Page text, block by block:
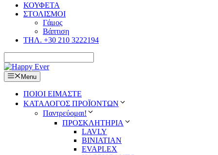
ΚΟΥΦΕΤΑ
ΣΤΟΛΙΣΜΟΙ
Γάμος
Βάπτιση
ΤΗΛ. +30 210 3222194
Menu
ΠΟΙΟΙ ΕΙΜΑΣΤΕ
ΚΑΤΑΛΟΓΟΣ ΠΡΟΪΟΝΤΩΝ
Παντρεύομαι!
ΠΡΟΣΚΛΗΤΗΡΙΑ
LAVLY
BINIATIAN
EVAPLEX